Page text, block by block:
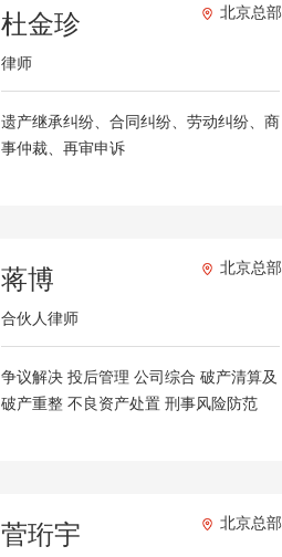
杜金珍
律师
北京总部
遗产继承纠纷、合同纠纷、劳动纠纷、商
事仲裁、再审申诉
蒋博
合伙人律师
北京总部
争议解决 投后管理 公司综合 破产清算及
破产重整 不良资产处置 刑事风险防范
菅珩宇 北京总部